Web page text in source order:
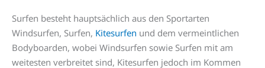
Surfen besteht hauptsächlich aus den Sportarten
Windsurfen, Surfen, Kitesurfen und dem vermeintlichen
Bodyboarden, wobei Windsurfen sowie Surfen mit am
weitesten verbreitet sind, Kitesurfen jedoch im Kommen